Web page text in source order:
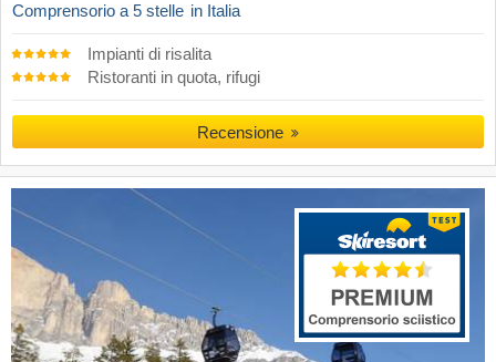
Comprensorio a 5 stelle in Italia
Impianti di risalita
Ristoranti in quota, rifugi
Recensione